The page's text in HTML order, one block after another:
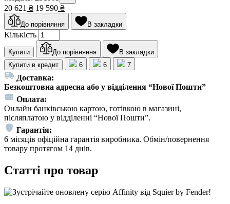
20 621 ₴ 19 590 ₴
До порівняння В закладки
Кількість
Купити До порівняння
В закладки
Купити в кредит
6 6 7
Доставка:
Безкоштовна адресна або у відділення “Нової Пошти”
Оплата:
Онлайн банківською картою, готівкою в магазині,
післяплатою у відділенні “Нової Пошти”.
Гарантія:
6 місяців офіційна гарантія виробника. Обмін/повернення
товару протягом 14 днів.
Статті про товар